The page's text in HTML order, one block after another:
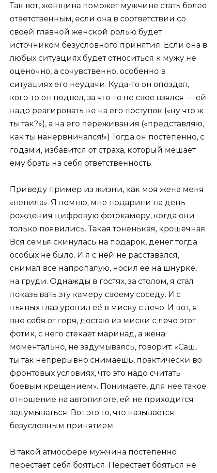
Так вот, женщина поможет мужчине стать более
ответственным, если она в соответствии со
своей главной женской ролью будет
источником безусловного принятия. Если она в
любых ситуациях будет относиться к мужу не
оценочно, а сочувственно, особенно в
ситуациях его неудачи. Куда-то он опоздал,
кого-то он подвел, за что-то не свое взялся — ей
надо реагировать не на его поступок («ну что ж
ты так?»), а на его переживания («представляю,
как ты нанервничался!») Тогда он постепенно, с
годами, избавится от страха, который мешает
ему брать на себя ответственность.
Приведу пример из жизни, как моя жена меня
«лепила». Я помню, мне подарили на день
рождения цифровую фотокамеру, когда они
только появились. Такая тоненькая, крошечная.
Вся семья скинулась на подарок, денег тогда
особых не было. И я с ней не расставался,
снимал все напропалую, носил ее на шнурке,
на груди. Однажды в гостях, за столом, я стал
показывать эту камеру своему соседу. И с
пьяных глаз уронил её в миску с лечо. И вот, я
вне себя от горя, достаю из миски с лечо этот
фотик, с него стекает маринад, а жена
моментально, не задумываясь, говорит: «Саш,
ты так непрерывно снимаешь, практически во
фронтовых условиях, что это надо считать
боевым крещением». Понимаете, для нее такое
отношение на автопилоте, ей не приходится
задумываться. Вот это то, что называется
безусловным принятием.
В такой атмосфере мужчина постепенно
перестает себя бояться. Перестает бояться не